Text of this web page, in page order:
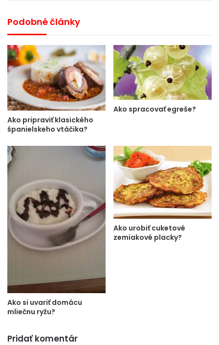
Podobné články
Ako pripraviť klasického
španielskeho vtáčika?
Ako spracovať egreše?
Ako si uvariť domácu
mliečnu ryžu?
Ako urobiť cuketové
zemiakové placky?
Pridať komentár